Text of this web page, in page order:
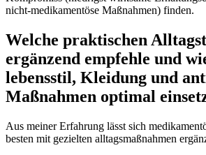
nicht‑medikamentöse Maßnahmen) finden.
Welche praktischen
ergänzend empfehle⁢ und
lebensstil, Kleidung und
Maßnahmen optimal
Aus​ meiner⁤ Erfahrung ⁢lässt sich
besten mit gezielten alltagsmaßnahmen